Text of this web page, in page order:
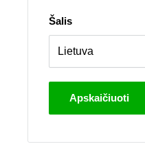
Šalis
Apskaičiuoti